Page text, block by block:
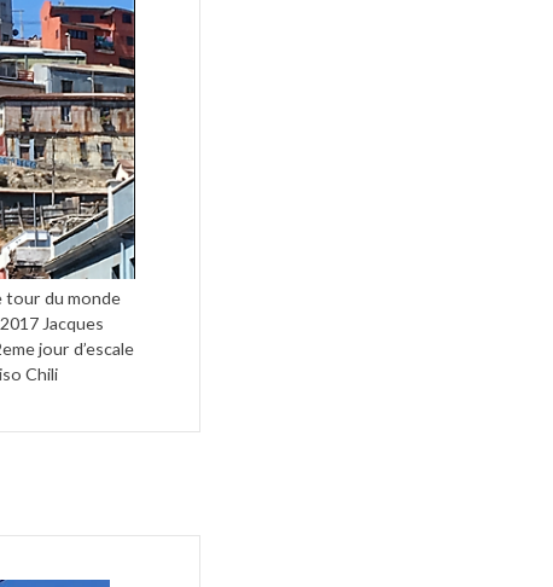
tour du monde
Jacques
jour d’escale
Chili